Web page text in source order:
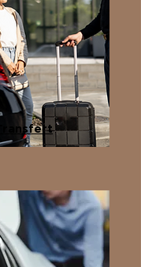
Transfert